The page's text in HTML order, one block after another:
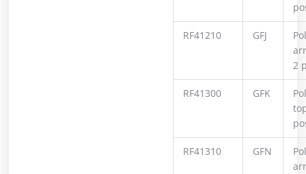
RF41210 GFJ
2
RF41300 GFK
RF41310 GFN